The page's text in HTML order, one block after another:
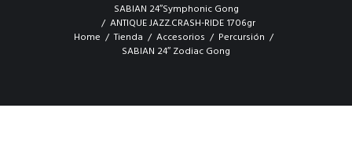
SABIAN 24″Symphonic Gong
ANTIQUE JAZZ.CRASH-RIDE 1706gr
Home
Tienda Accesorios
Percursión
SABIAN 24″ Zodiac Gong